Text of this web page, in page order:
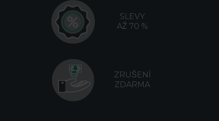
SLEVY
AŽ 70 %
ZRUŠENÍ
ZDARMA